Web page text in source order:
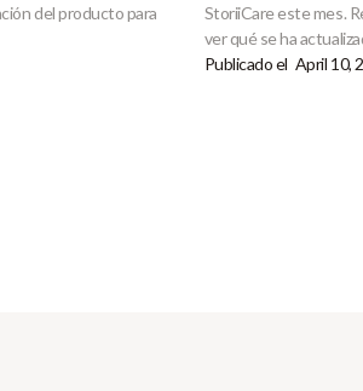
del producto para
StoriiCare este mes.
ver qué se ha
Publicado el April 10,